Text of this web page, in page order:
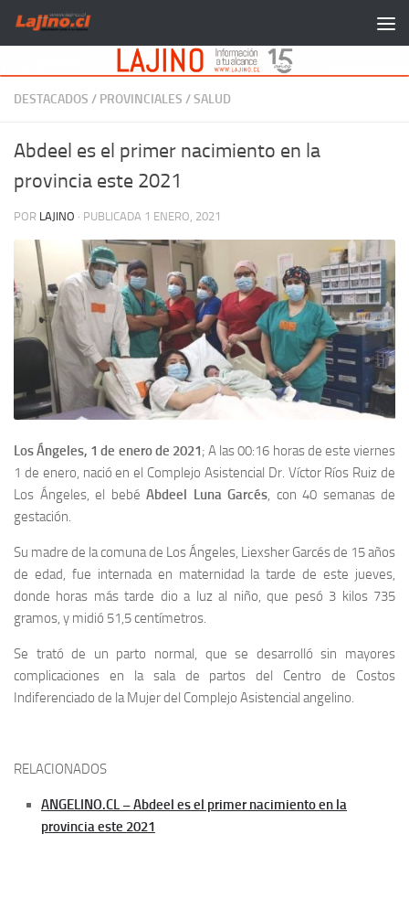
Saltar al contenido
DESTACADOS / PROVINCIALES /SALUD
Abdeel es el primer nacimiento en la
provincia este 2021
POR LAJINO · PUBLICADA 1 ENERO, 2021
Los Ángeles, 1 de enero de 2021; A las 00:16 horas de este viernes
1 de enero, nació en el Complejo Asistencial Dr. Víctor Ríos Ruiz de
Los Ángeles, el bebé Abdeel Luna Garcés, con 40 semanas de
gestación.
Su madre de la comuna de Los Ángeles, Liexsher Garcés de 15 años
de edad, fue internada en maternidad la tarde de este jueves,
donde horas más tarde dio a luz al niño, que pesó 3 kilos 735
gramos, y midió 51,5 centímetros.
Se trató de un parto normal, que se desarrolló sin mayores
complicaciones en la sala de partos del Centro de Costos
Indiferenciado de la Mujer del Complejo Asistencial angelino.
RELACIONADOS
ANGELINO.CL – Abdeel es el primer nacimiento en la
provincia este 2021